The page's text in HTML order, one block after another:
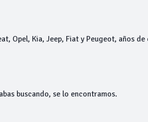
Opel, Kia, Jeep, Fiat y Peugeot, años
buscando, se lo encontramos.